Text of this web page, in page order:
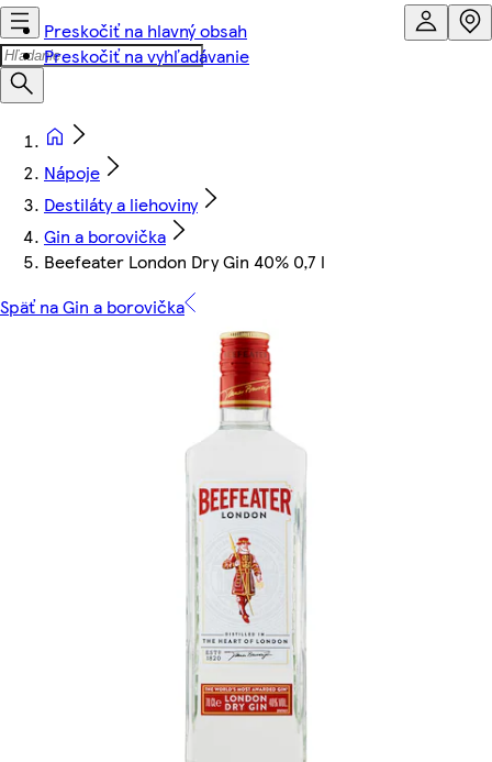
Preskočiť na hlavný obsah
Preskočiť na vyhľadávanie
Nápoje
Destiláty a liehoviny
Gin a borovička
Beefeater London Dry Gin 40% 0,7 l
Späť na Gin a borovička